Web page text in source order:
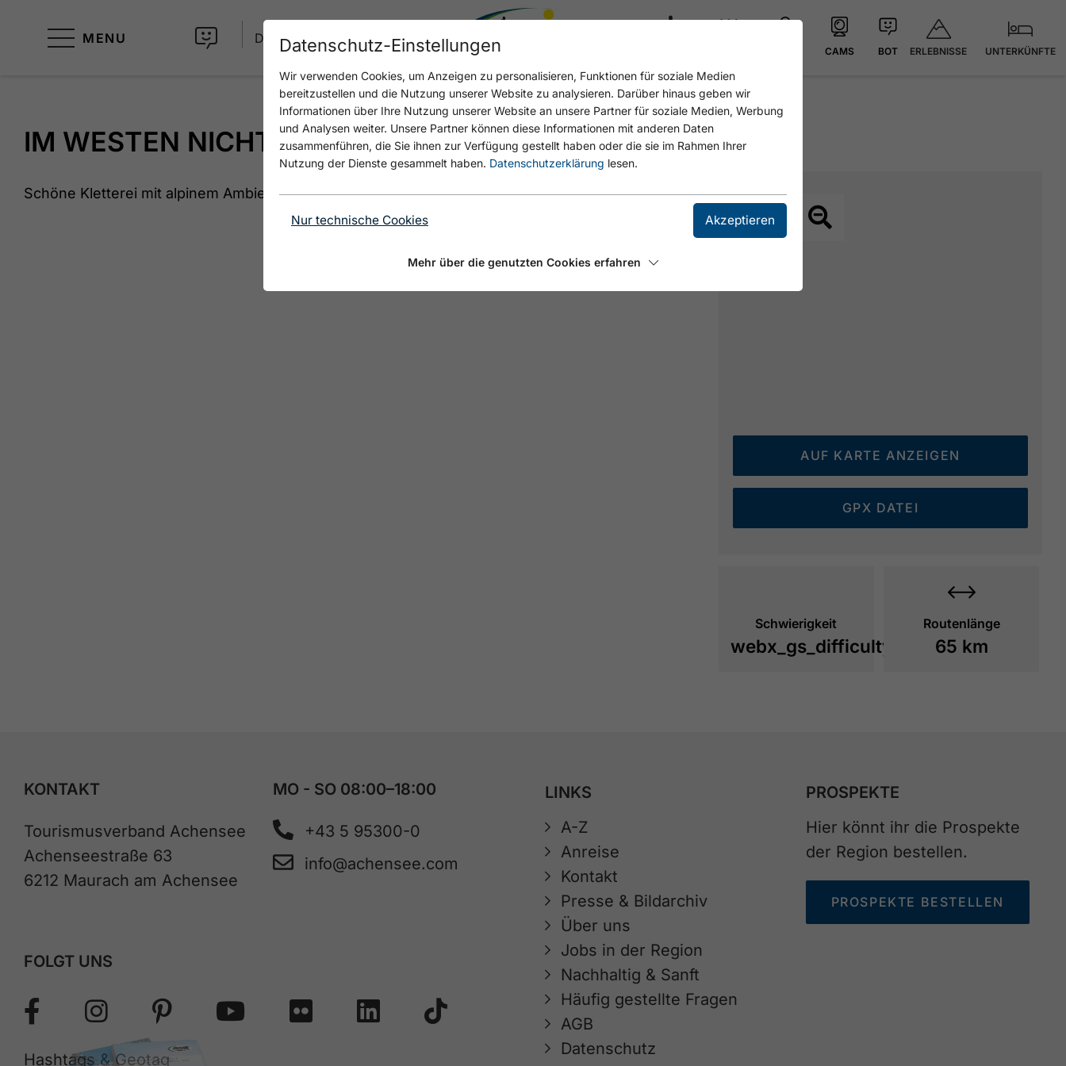
MENU DE
CAMS BOT ERLEBNISSE UNTERKÜNFTE
IM WESTEN NICHTS NEUES
Schöne Kletterei mit alpinem Ambiente.
AUF KARTE ANZEIGEN
GPX DATEI
Schwierigkeit
webx_gs_difficulty_
Routenlänge
65 km
KONTAKT
Tourismusverband Achensee
Achenseestraße 63
6212 Maurach am Achensee
MO - SO 08:00–18:00
+43 5 95300-0
info@achensee.com
FOLGT UNS
Hashtags & Geotag
LINKS
A-Z
Anreise
Kontakt
Presse & Bildarchiv
Über uns
Jobs in der Region
Nachhaltig & Sanft
Häufig gestellte Fragen
AGB
Datenschutz
PROSPEKTE
Hier könnt ihr die Prospekte
der Region bestellen.
PROSPEKTE BESTELLEN
Datenschutz-Einstellungen
Wir verwenden Cookies, um Anzeigen zu personalisieren, Funktionen für soziale Medien
bereitzustellen und die Nutzung unserer Website zu analysieren. Darüber hinaus geben wir
Informationen über Ihre Nutzung unserer Website an unsere Partner für soziale Medien, Werbung
und Analysen weiter. Unsere Partner können diese Informationen mit anderen Daten
zusammenführen, die Sie ihnen zur Verfügung gestellt haben oder die sie im Rahmen Ihrer
Nutzung der Dienste gesammelt haben. Datenschutzerklärung lesen.
Nur technische Cookies Akzeptieren
Mehr über die genutzten Cookies erfahren